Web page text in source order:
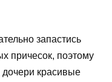
запастись
причесок, поэтому
дочери красивые